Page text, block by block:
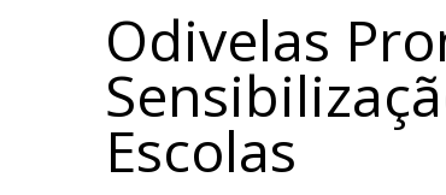
Odivelas
Escolas